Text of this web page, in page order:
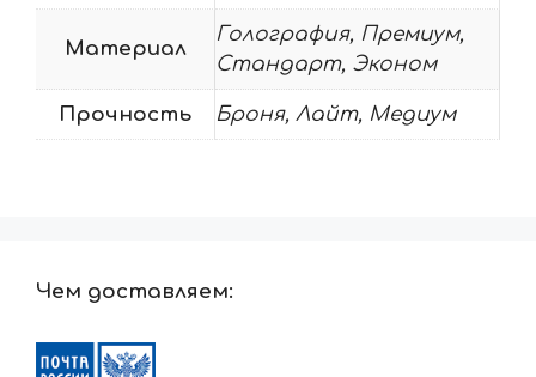
Материал
Голография, Премиум,
Стандарт, Эконом
Прочность Броня, Лайт, Медиум
Чем доставляем: